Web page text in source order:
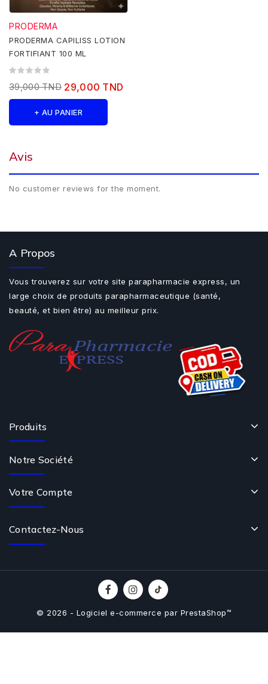
PRODERMA
PRODERMA CAPILISS LOTION
FORTIFIANT 100 ML
39,000 TND 29,000 TND
+ AU PANIER
Avis
No customer reviews for the moment.
A Propos
Vous trouverez sur votre site parapharmacie express, un
large choix de produits parapharmaceutique (santé,
beauté, et bien être) au meilleur prix.
Produits
Notre Société
Votre Compte
Contactez-Nous
© 2026 - Logiciel e-commerce par PrestaShop™